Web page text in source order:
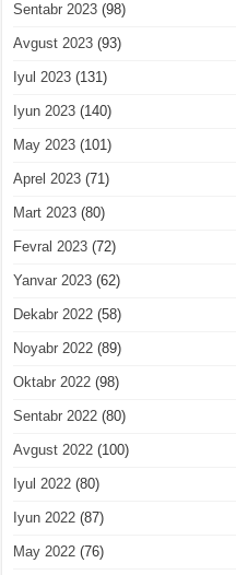
Sentabr 2023 (98)
Avgust 2023 (93)
Iyul 2023 (131)
Iyun 2023 (140)
May 2023 (101)
Aprel 2023 (71)
Mart 2023 (80)
Fevral 2023 (72)
Yanvar 2023 (62)
Dekabr 2022 (58)
Noyabr 2022 (89)
Oktabr 2022 (98)
Sentabr 2022 (80)
Avgust 2022 (100)
Iyul 2022 (80)
Iyun 2022 (87)
May 2022 (76)